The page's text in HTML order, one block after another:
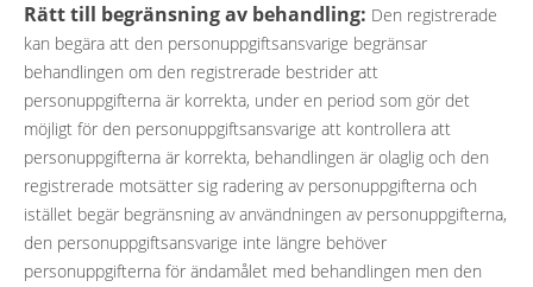
Rätt till begränsning av behandling: Den registrerade
kan begära att den personuppgiftsansvarige begränsar
behandlingen om den registrerade bestrider att
personuppgifterna är korrekta, under en period som gör det
möjligt för den personuppgiftsansvarige att kontrollera att
personuppgifterna är korrekta, behandlingen är olaglig och den
registrerade motsätter sig radering av personuppgifterna och
istället begär begränsning av användningen av personuppgifterna,
den personuppgiftsansvarige inte längre behöver
personuppgifterna för ändamålet med behandlingen men den